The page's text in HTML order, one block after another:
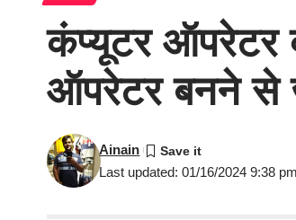
कंप्यूटर ऑपरेटर
ऑपरेटर बनने से
Last updated: 01/16/2024 9:38 pm
Ainain